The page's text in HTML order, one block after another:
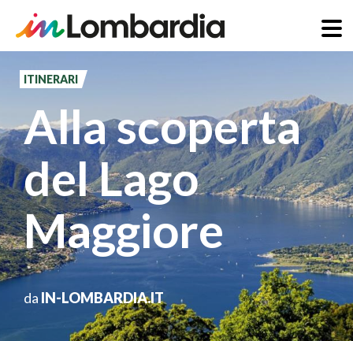
principale
ITINERARI
Alla scoperta
del Lago
Maggiore
da IN-LOMBARDIA.IT